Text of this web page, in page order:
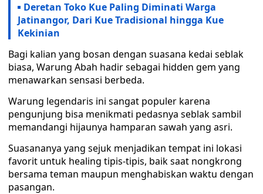
Deretan Toko Kue Paling Diminati Warga
Jatinangor, Dari Kue Tradisional hingga Kue
Kekinian
Bagi kalian yang bosan dengan suasana kedai seblak
biasa, Warung Abah hadir sebagai hidden gem yang
menawarkan sensasi berbeda.
Warung legendaris ini sangat populer karena
pengunjung bisa menikmati pedasnya seblak sambil
memandangi hijaunya hamparan sawah yang asri.
Suasananya yang sejuk menjadikan tempat ini lokasi
favorit untuk healing tipis-tipis, baik saat nongkrong
bersama teman maupun menghabiskan waktu dengan
pasangan.